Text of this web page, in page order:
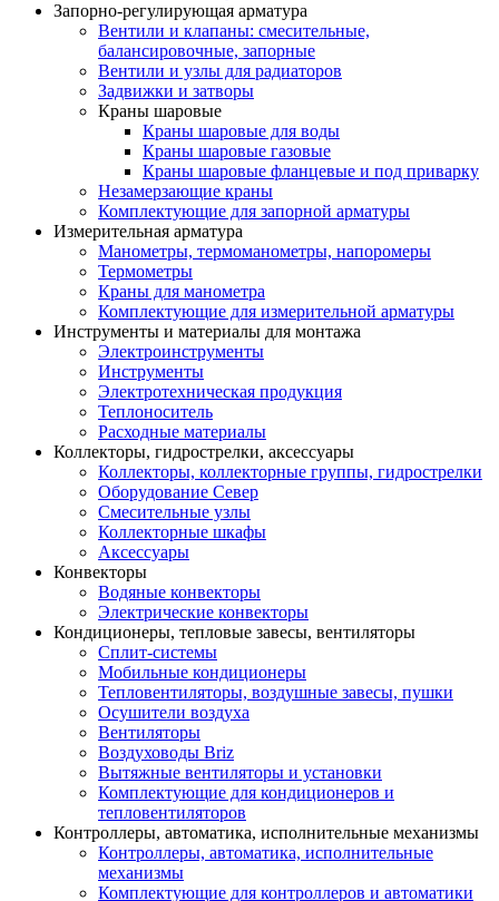
Запорно-регулирующая арматура
Вентили и клапаны: смесительные,
балансировочные, запорные
Вентили и узлы для радиаторов
Задвижки и затворы
Краны шаровые
Краны шаровые для воды
Краны шаровые газовые
Краны шаровые фланцевые и под приварку
Незамерзающие краны
Комплектующие для запорной арматуры
Измерительная арматура
Манометры, термоманометры, напоромеры
Термометры
Краны для манометра
Комплектующие для измерительной арматуры
Инструменты и материалы для монтажа
Электроинструменты
Инструменты
Электротехническая продукция
Теплоноситель
Расходные материалы
Коллекторы, гидрострелки, аксессуары
Коллекторы, коллекторные группы, гидрострелки
Оборудование Север
Смесительные узлы
Коллекторные шкафы
Аксессуары
Конвекторы
Водяные конвекторы
Электрические конвекторы
Кондиционеры, тепловые завесы, вентиляторы
Сплит-системы
Мобильные кондиционеры
Тепловентиляторы, воздушные завесы, пушки
Осушители воздуха
Вентиляторы
Воздуховоды Briz
Вытяжные вентиляторы и установки
Комплектующие для кондиционеров и
тепловентиляторов
Контроллеры, автоматика, исполнительные механизмы
Контроллеры, автоматика, исполнительные
механизмы
Комплектующие для контроллеров и автоматики